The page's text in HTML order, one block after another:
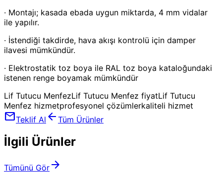
· Montajı; kasada ebada uygun miktarda, 4 mm vidalar
ile yapılır.
· İstendiği takdirde, hava akışı kontrolü için damper
ilavesi mümkündür.
· Elektrostatik toz boya ile RAL toz boya kataloğundaki
istenen renge boyamak mümkündür
Lif Tutucu MenfezLif Tutucu Menfez fiyatLif Tutucu
Menfez hizmetprofesyonel çözümlerkaliteli hizmet
mailTeklif Al arrow_back Tüm Ürünler
İlgili Ürünler
Tümünü Gör arrow_forward